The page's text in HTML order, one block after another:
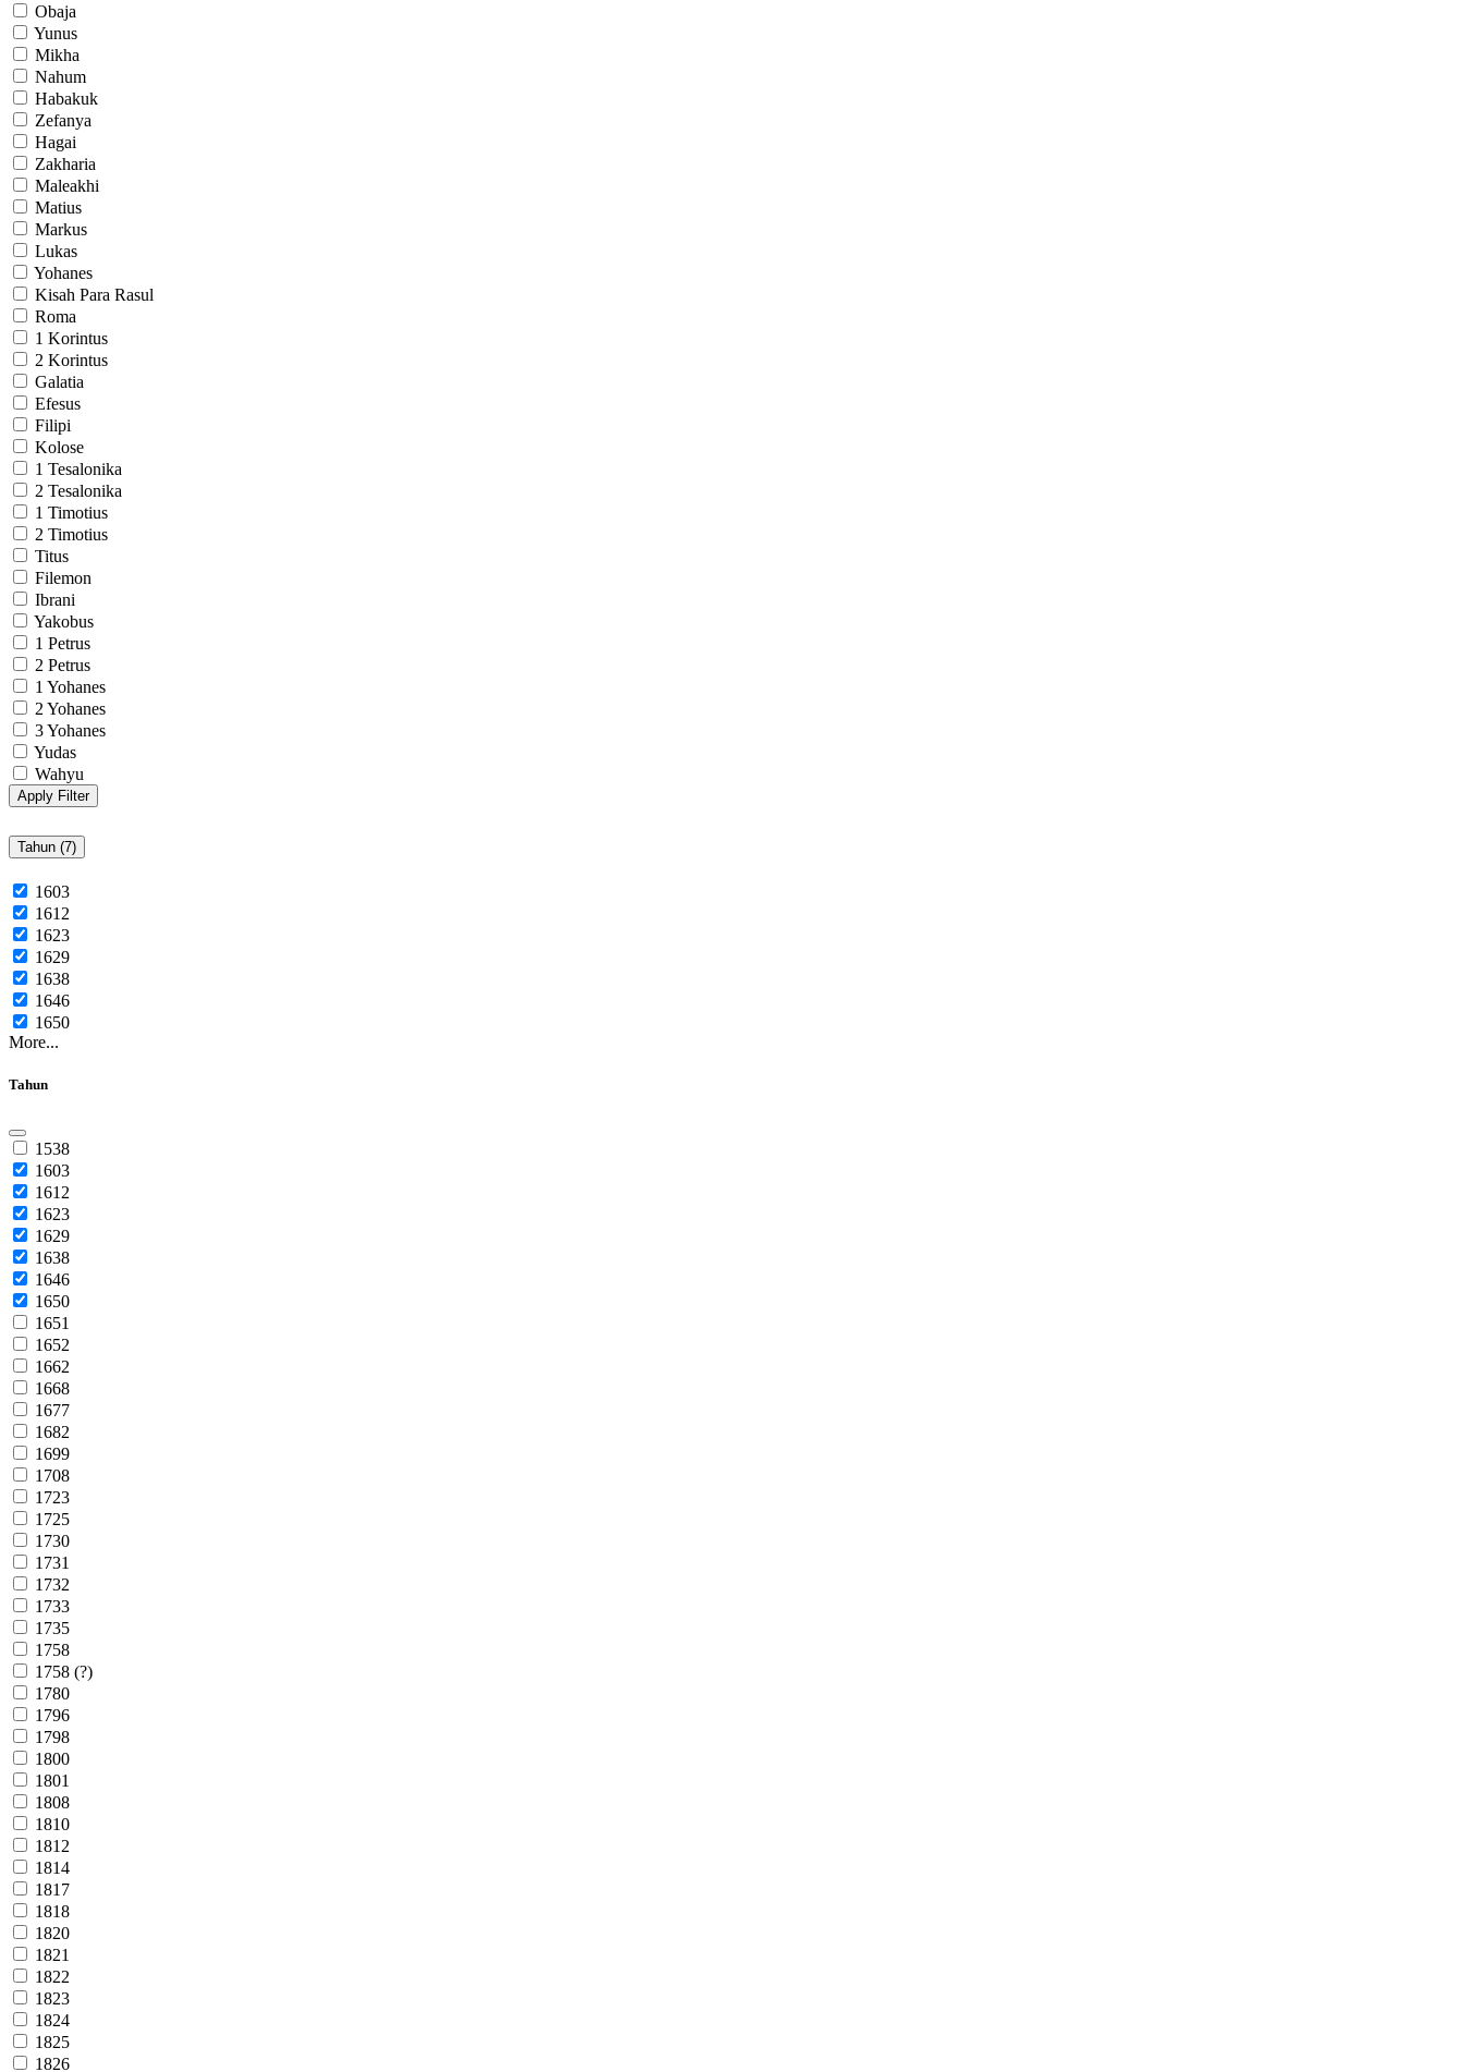
Obaja
Yunus
Mikha
Nahum
Habakuk
Zefanya
Hagai
Zakharia
Maleakhi
Matius
Markus
Lukas
Yohanes
Kisah Para Rasul
Roma
1 Korintus
2 Korintus
Galatia
Efesus
Filipi
Kolose
1 Tesalonika
2 Tesalonika
1 Timotius
2 Timotius
Titus
Filemon
Ibrani
Yakobus
1 Petrus
2 Petrus
1 Yohanes
2 Yohanes
3 Yohanes
Yudas
Wahyu
Apply Filter
Tahun (7)
1603
1612
1623
1629
1638
1646
1650
More...
Tahun
1538
1603
1612
1623
1629
1638
1646
1650
1651
1652
1662
1668
1677
1682
1699
1708
1723
1725
1730
1731
1732
1733
1735
1758
1758 (?)
1780
1796
1798
1800
1801
1808
1810
1812
1814
1817
1818
1820
1821
1822
1823
1824
1825
1826